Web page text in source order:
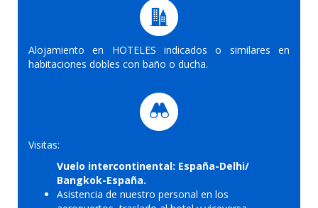
Alojamiento en HOTELES indicados o similares en
habitaciones dobles con baño o ducha.
Visitas:
Vuelo intercontinental: España-Delhi/
Bangkok-España.
Asistencia de nuestro personal en los